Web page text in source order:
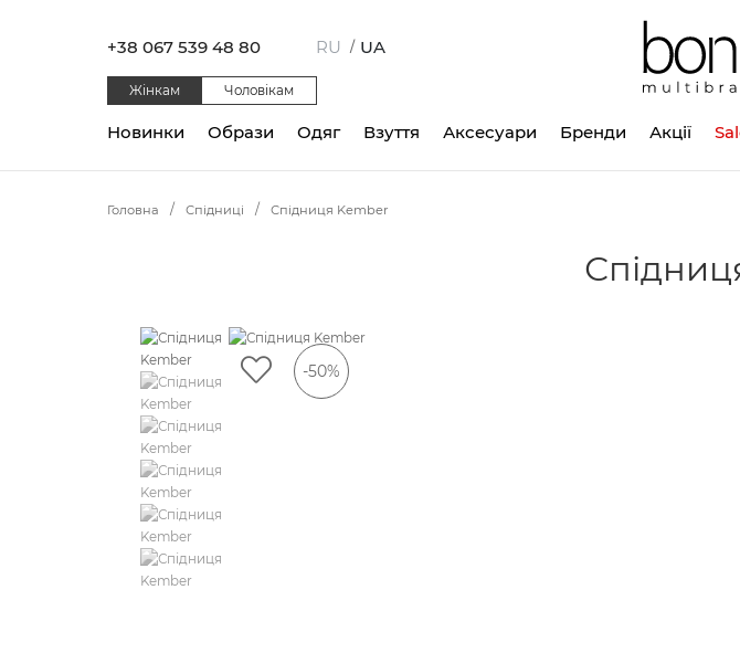
+38 067 539 48 80 RU / UA
Жінкам Чоловікам
Одяг Взуття Аксесуари
Новинки Образи Бренди Акції
Головна Спідниці Спідниця Kember
-50%